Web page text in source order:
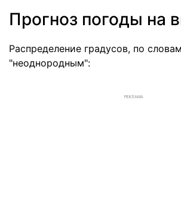
Прогноз погоды на
Распределение градусов, по
"неоднородным":
РЕКЛАМА